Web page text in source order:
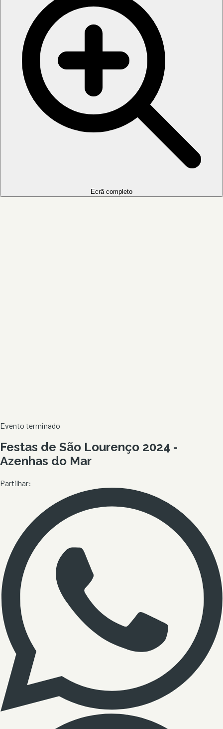
Ecrã completo
Evento terminado
Festas de São Lourenço 2024 -
Azenhas do Mar
Partilhar: